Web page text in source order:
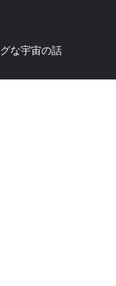
な宇宙の話